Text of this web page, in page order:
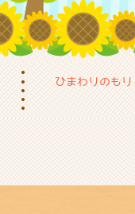
ひまわりのもり